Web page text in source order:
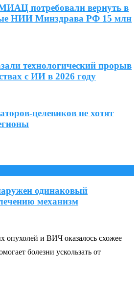
потребовали вернуть в
НИИ Минздрава РФ 15 млн
технологический прорыв
с ИИ в 2026 году
целевиков не хотят
одинаковый
механизм
опухолей и ВИЧ оказалось схожее
болезни ускользать от